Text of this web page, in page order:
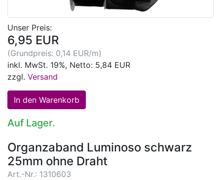
Unser Preis:
6,95 EUR
(Grundpreis: 0,14 EUR/m)
inkl. MwSt. 19%, Netto: 5,84 EUR
zzgl. Versand
Auf Lager.
Organzaband Luminoso schwarz
25mm ohne Draht
Art.-Nr.: 1310603